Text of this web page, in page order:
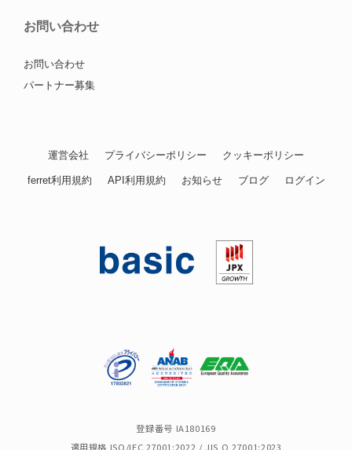
お問い合わせ
お問い合わせ
パートナー募集
運営会社 プライバシーポリシー クッキーポリシー
ferret利用規約 API利用規約 お知らせ ブログ ログイン
登録番号 IA180169
適用規格 ISO/IEC 27001:2022 / JIS Q 27001:2023